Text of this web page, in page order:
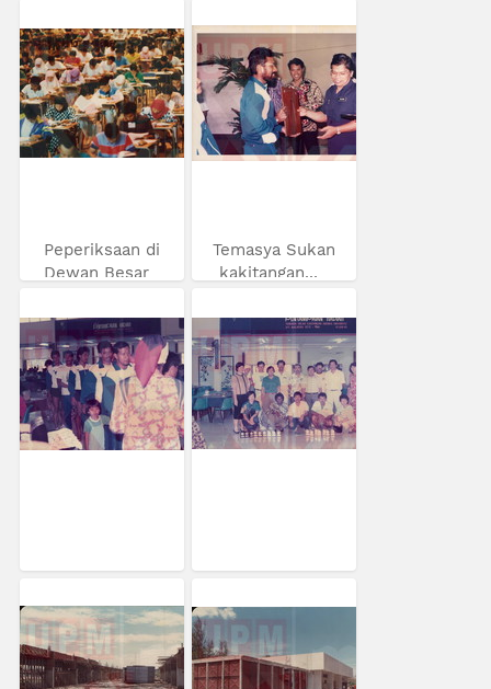
Peperiksaan di
Dewan Besar
Temasya Sukan
kakitangan...